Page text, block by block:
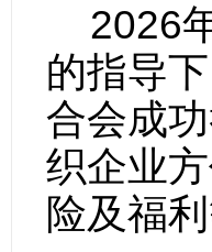
2026
的指导
合会成
织企业
险及福